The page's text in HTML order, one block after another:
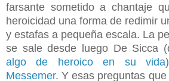
farsante sometido a chantaje
heroicidad una forma de redimir
y estafas a pequeña escala. La
se sale desde luego De Sicca
algo de heroico en su vida
Messemer. Y esas preguntas